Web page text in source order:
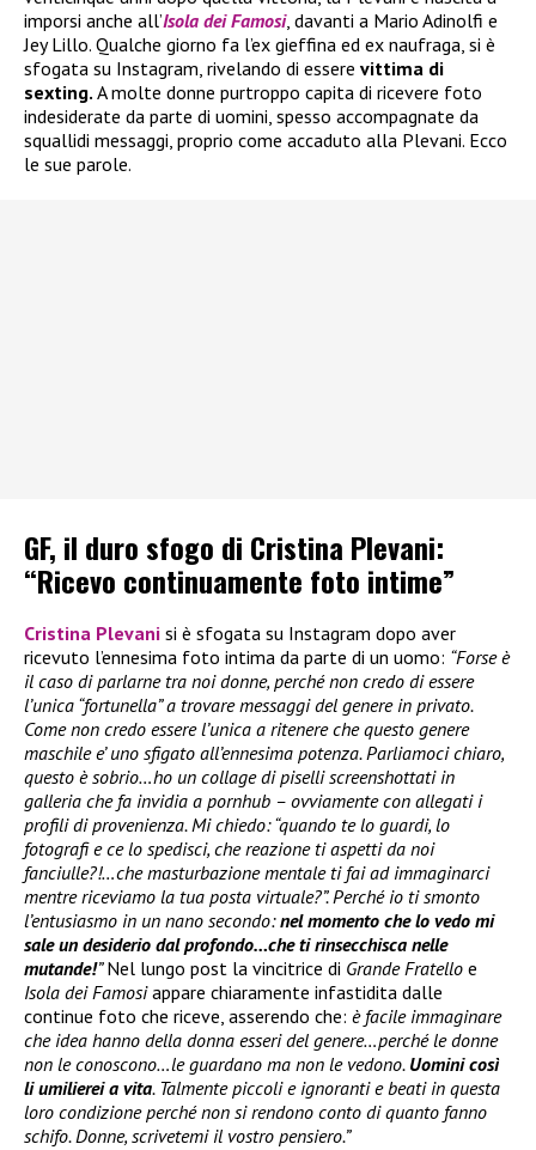
imporsi anche all’Isola dei Famosi, davanti a Mario Adinolfi e
Jey Lillo. Qualche giorno fa l’ex gieffina ed ex naufraga, si è
sfogata su Instagram, rivelando di essere vittima di
sexting. A molte donne purtroppo capita di ricevere foto
indesiderate da parte di uomini, spesso accompagnate da
squallidi messaggi, proprio come accaduto alla Plevani. Ecco
le sue parole.
GF, il duro sfogo di Cristina Plevani:
“Ricevo continuamente foto intime”
Cristina Plevani si è sfogata su Instagram dopo aver
ricevuto l’ennesima foto intima da parte di un uomo: “Forse è
il caso di parlarne tra noi donne, perché non credo di essere
l’unica “fortunella” a trovare messaggi del genere in privato.
Come non credo essere l’unica a ritenere che questo genere
maschile e’ uno sfigato all’ennesima potenza. Parliamoci chiaro,
questo è sobrio…ho un collage di piselli screenshottati in
galleria che fa invidia a pornhub – ovviamente con allegati i
profili di provenienza. Mi chiedo: “quando te lo guardi, lo
fotografi e ce lo spedisci, che reazione ti aspetti da noi
fanciulle?!…che masturbazione mentale ti fai ad immaginarci
mentre riceviamo la tua posta virtuale?”. Perché io ti smonto
l’entusiasmo in un nano secondo:nel momento che lo vedo mi
sale un desiderio dal profondo…che ti rinsecchisca nelle
mutande!”Nel lungo post la vincitrice di Grande Fratello e
Isola dei Famosiappare chiaramente infastidita dalle
continue foto che riceve, asserendo che: è facile immaginare
che idea hanno della donna esseri del genere…perché le donne
non le conoscono…le guardano ma non le vedono. Uomini così
li umilierei a vita. Talmente piccoli e ignoranti e beati in questa
loro condizione perché non si rendono conto di quanto fanno
schifo. Donne, scrivetemi il vostro pensiero.”